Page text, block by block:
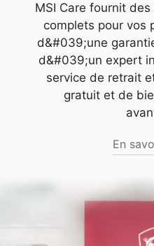
MSI Care fournit
complets pour vos
d&#039;une
d&#039;un expert
service de retrait
gratuit et de
En